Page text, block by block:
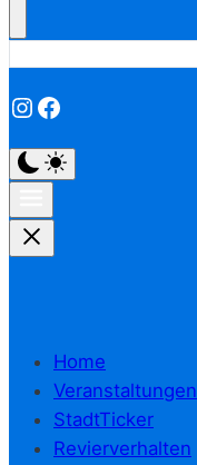
Instagram
Facebook
Home
Veranstaltungen
StadtTicker
Revierverhalten